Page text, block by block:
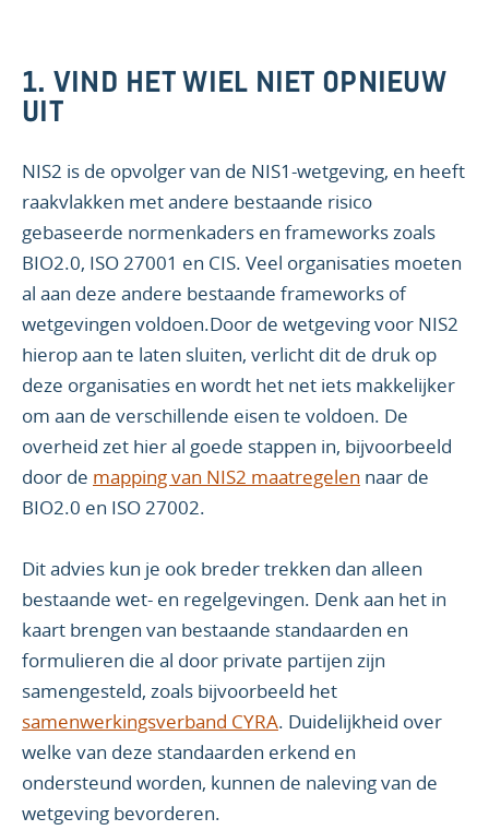
1. VIND HET WIEL NIET OPNIEUW
UIT
NIS2 is de opvolger van de NIS1-wetgeving, en heeft
raakvlakken met andere bestaande risico
gebaseerde normenkaders en frameworks zoals
BIO2.0, ISO 27001 en CIS. Veel organisaties moeten
al aan deze andere bestaande frameworks of
wetgevingen voldoen.Door de wetgeving voor NIS2
hierop aan te laten sluiten, verlicht dit de druk op
deze organisaties en wordt het net iets makkelijker
om aan de verschillende eisen te voldoen. De
overheid zet hier al goede stappen in, bijvoorbeeld
door de mapping van NIS2 maatregelen naar de
BIO2.0 en ISO 27002.
Dit advies kun je ook breder trekken dan alleen
bestaande wet- en regelgevingen. Denk aan het in
kaart brengen van bestaande standaarden en
formulieren die al door private partijen zijn
samengesteld, zoals bijvoorbeeld het
samenwerkingsverband CYRA. Duidelijkheid over
welke van deze standaarden erkend en
ondersteund worden, kunnen de naleving van de
wetgeving bevorderen.